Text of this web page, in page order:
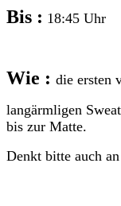
Bis : 18:45 Uhr
Wie : die ersten
langärmligen
bis zur Matte.
Denkt bitte auch